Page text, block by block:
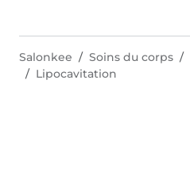
Salonkee Soins du corps
Lipocavitation